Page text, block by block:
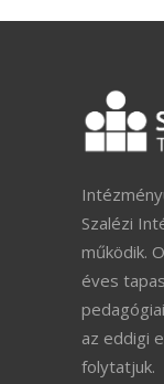
Szalézi
működik.
éves
az eddigi
folytatjuk.